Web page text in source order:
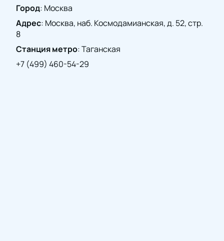
этого музыкального события!
Город: Москва
Адрес: Москва, наб. Космодамианская, д. 52, стр.
8
Станция метро:Таганская
+7 (499) 460-54-29